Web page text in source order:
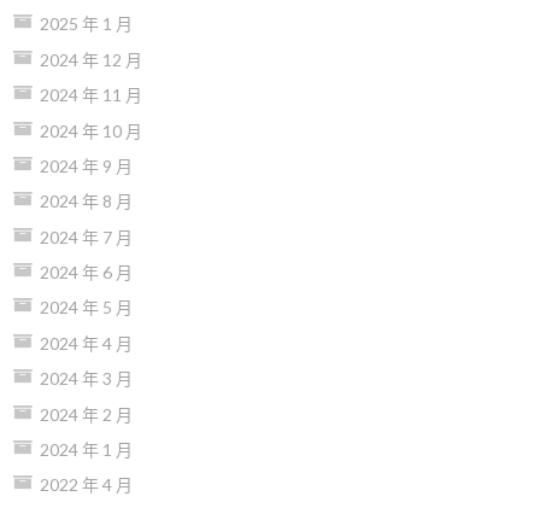
2025 年 1 月
2024 年 12 月
2024 年 11 月
2024 年 10 月
2024 年 9 月
2024 年 8 月
2024 年 7 月
2024 年 6 月
2024 年 5 月
2024 年 4 月
2024 年 3 月
2024 年 2 月
2024 年 1 月
2022 年 4 月